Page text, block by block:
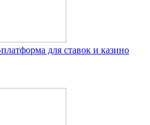
для ставок и казино